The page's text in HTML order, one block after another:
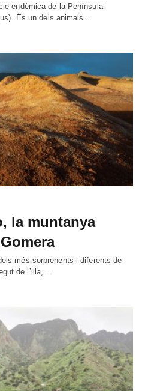
endèmica de la Península
És un dels animals…
la muntanya
més sorprenents i diferents de
de l’illa,…